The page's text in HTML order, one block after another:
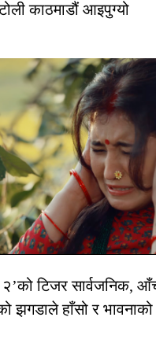
काठमाडौं आइपुग्यो
२’को टिजर सार्वजनिक,
झगडाले हाँसो र